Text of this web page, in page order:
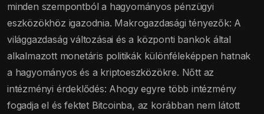
minden szempontból a hagyományos pénzügyi
eszközökhöz igazodnia. Makrogazdasági tényezők: A
világgazdaság változásai és a központi bankok által
alkalmazott monetáris politikák különféleképpen hatnak
a hagyományos és a kriptoeszközökre. Nőtt az
intézményi érdeklődés: Ahogy egyre több intézmény
fogadja el és fektet Bitcoinba, az korábban nem látott